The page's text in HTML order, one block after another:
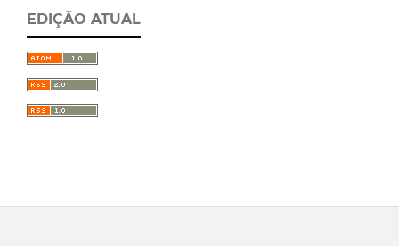
EDIÇÃO ATUAL